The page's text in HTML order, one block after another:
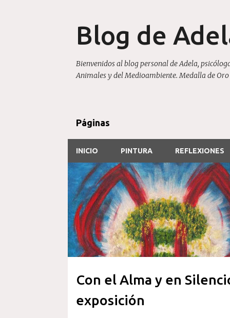
Blog de
Bienvenidos al blog personal de Adela,
Animales y del Medioambiente. Medalla de
Páginas
INICIO PINTURA REFLEXIONES
E
n
t
r
a
d
Con el Alma y en
exposición
CRITICAS Y MENCIONES EVENTOS Y EXPOSICIONES
SERIE BESOS